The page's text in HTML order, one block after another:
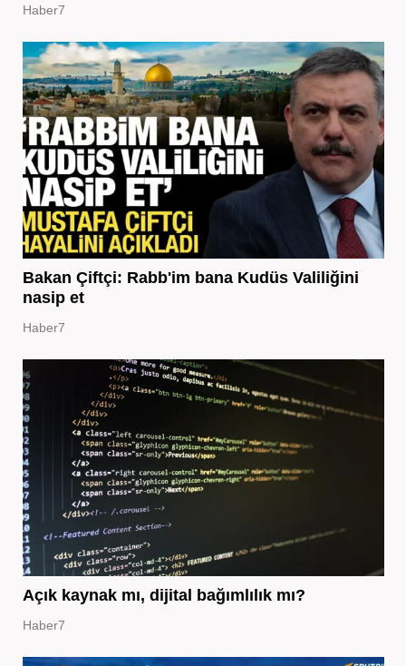
Haber7
Bakan Çiftçi: Rabb'im bana Kudüs Valiliğini
nasip et
Haber7
Açık kaynak mı, dijital bağımlılık mı?
Haber7